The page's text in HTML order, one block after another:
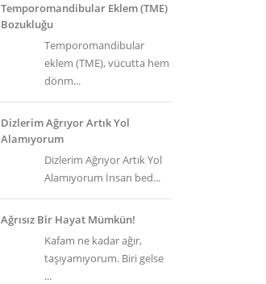
Temporomandibular Eklem (TME)
Bozukluğu
Temporomandibular
eklem (TME), vücutta hem
dönm...
Dizlerim Ağrıyor Artık Yol
Alamıyorum
Dizlerim Ağrıyor Artık Yol
Alamıyorum İnsan bed...
Ağrısız Bir Hayat Mümkün!
Kafam ne kadar ağır,
taşıyamıyorum. Biri gelse
...